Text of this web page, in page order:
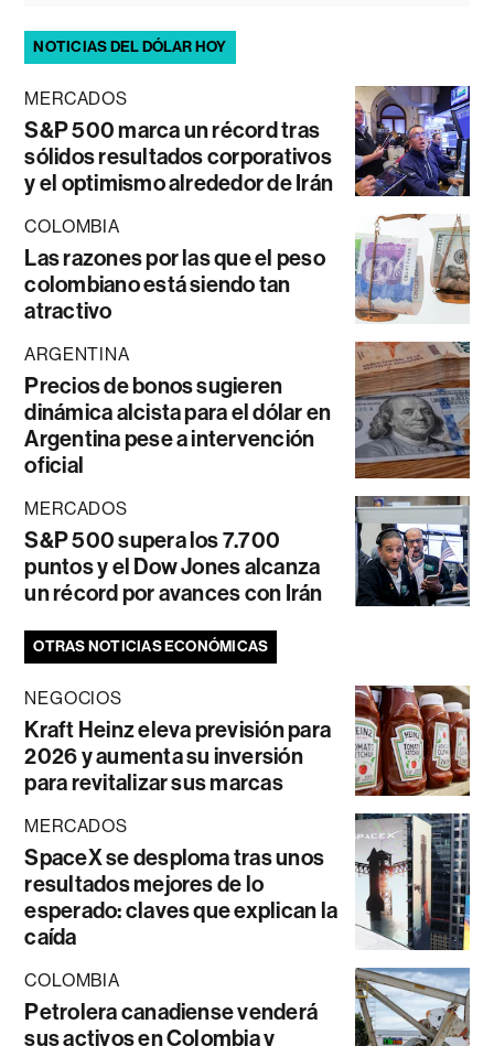
NOTICIAS DEL DÓLAR HOY
MERCADOS
S&P 500 marca un récord tras
sólidos resultados corporativos
y el optimismo alrededor de Irán
COLOMBIA
Las razones por las que el peso
colombiano está siendo tan
atractivo
ARGENTINA
Precios de bonos sugieren
dinámica alcista para el dólar en
Argentina pese a intervención
oficial
MERCADOS
S&P 500 supera los 7.700
puntos y el Dow Jones alcanza
un récord por avances con Irán
OTRAS NOTICIAS ECONÓMICAS
NEGOCIOS
Kraft Heinz eleva previsión para
2026 y aumenta su inversión
para revitalizar sus marcas
MERCADOS
SpaceX se desploma tras unos
resultados mejores de lo
esperado: claves que explican la
caída
COLOMBIA
Petrolera canadiense venderá
sus activos en Colombia y